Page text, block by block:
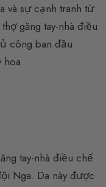
và sự cạnh tranh từ
găng tay-nhà điều
công ban đầu
tay-nhà điều chế
Nga. Da này được